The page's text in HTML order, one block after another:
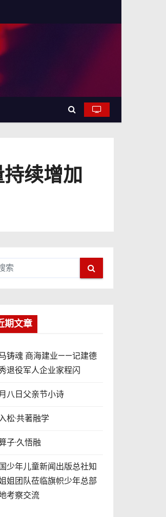
续增加
期文章
铸魂 商海建业——记建德
退役军人企业家程闪
八日父亲节小诗
松·共著融学
子·久悟融
少年儿童新闻出版总社知
姐团队莅临旗帜少年总部
考察交流